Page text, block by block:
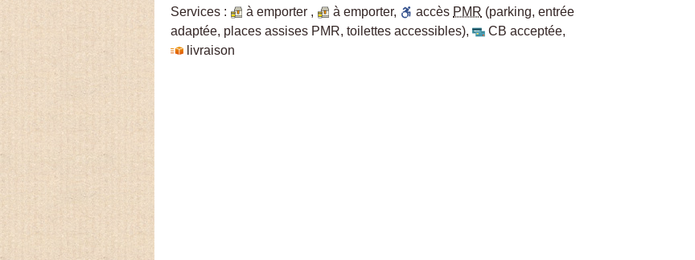
Services :
à emporter , à emporter, accès PMR (parking, entrée
adaptée, places assises PMR, toilettes accessibles), CB acceptée,
livraison